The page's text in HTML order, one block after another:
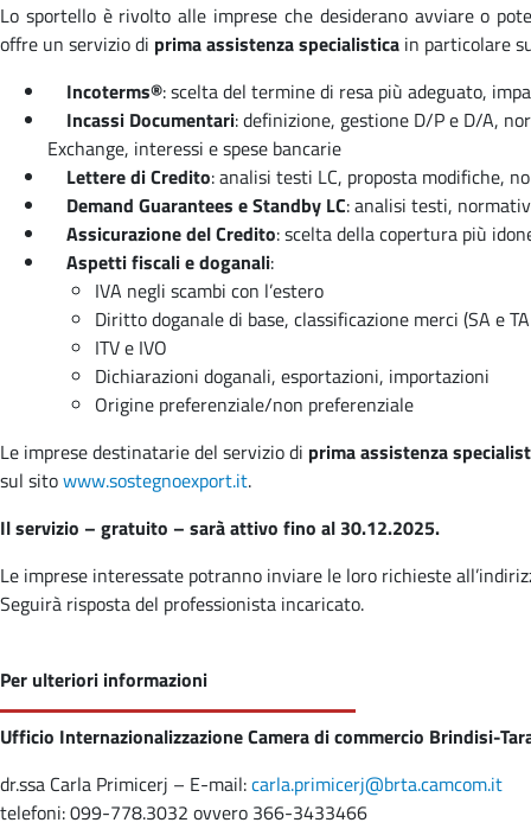
Lo sportello è rivolto alle imprese che desiderano avviare o
offre un servizio di prima assistenza specialistica in particolare
Incoterms®: scelta del termine di resa più adeguato,
Incassi Documentari: definizione, gestione D/P e D/A,
Exchange, interessi e spese bancarie
Lettere di Credito: analisi testi LC, proposta modifiche,
Demand Guarantees e Standby LC: analisi testi,
Assicurazione del Credito: scelta della copertura più
Aspetti fiscali e doganali:
IVA negli scambi con l’estero
Diritto doganale di base, classificazione merci (SA e
ITV e IVO
Dichiarazioni doganali, esportazioni, importazioni
Origine preferenziale/non preferenziale
Le imprese destinatarie del servizio di prima assistenza
sul sitowww.sostegnoexport.it.
Il servizio – gratuito – sarà attivo fino al 30.12.2025.
Le imprese interessate potranno inviare le loro richieste
Seguirà risposta del professionista incaricato.
Per ulteriori informazioni
Ufficio Internazionalizzazione Camera di commercio Brindisi-
dr.ssa Carla Primicerj – E-mail:carla.primicerj@brta.camcom.it
telefoni: 099-778.3032 ovvero 366-3433466